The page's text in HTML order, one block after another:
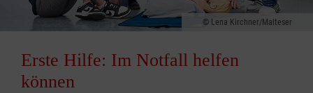
Lena Kirchner/Malteser
Erste Hilfe: Im Notfall helfen
können